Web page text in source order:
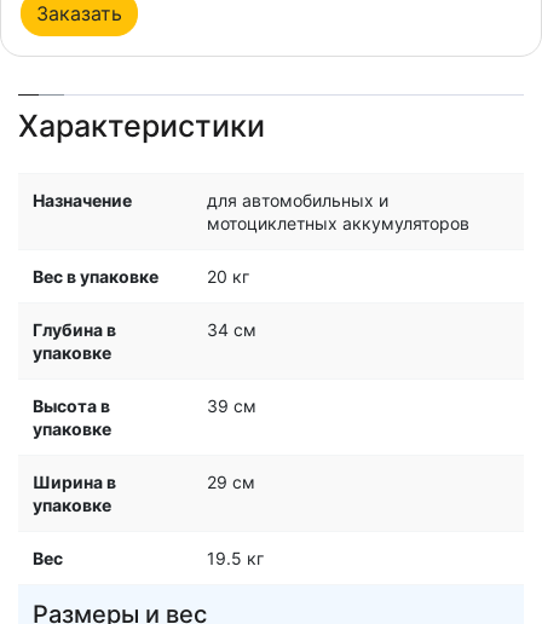
Заказать
Характеристики
Назначение
для автомобильных и
мотоциклетных аккумуляторов
Вес в упаковке 20 кг
Глубина в
упаковке
34 см
Высота в
упаковке
39 см
Ширина в
упаковке
29 см
Вес 19.5 кг
Размеры и вес